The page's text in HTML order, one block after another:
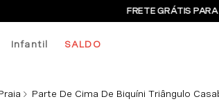
FRETE GRÁTIS
Infantil SALDO
Parte De Cima De Biquíni Triângulo